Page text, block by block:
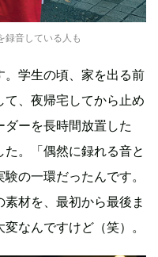
録音している人も
。学生の頃、家を出る前
、夜帰宅してから止め
ーを長時間放置した
。「偶然に録れる音と
の一環だったんです。
材を、最初から最後ま
なんですけど（笑）。